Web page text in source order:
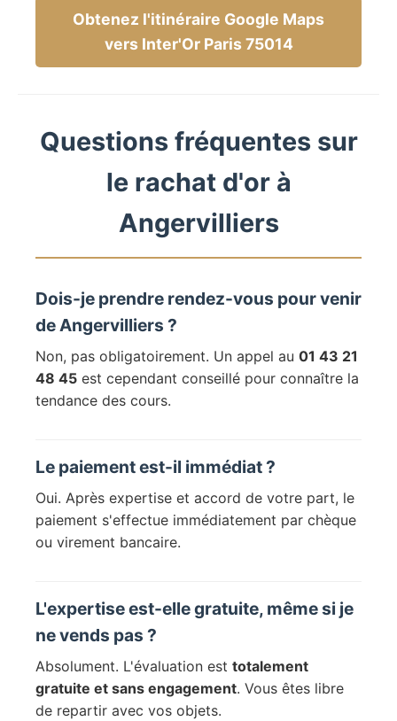
Obtenez l'itinéraire Google Maps
vers Inter'Or Paris 75014
Questions fréquentes sur
le rachat d'or à
Angervilliers
Dois-je prendre rendez-vous pour venir
de Angervilliers ?
Non, pas obligatoirement. Un appel au 01 43 21
48 45 est cependant conseillé pour connaître la
tendance des cours.
Le paiement est-il immédiat ?
Oui. Après expertise et accord de votre part, le
paiement s'effectue immédiatement par chèque
ou virement bancaire.
L'expertise est-elle gratuite, même si je
ne vends pas ?
Absolument. L'évaluation est totalement
gratuite et sans engagement. Vous êtes libre
de repartir avec vos objets.